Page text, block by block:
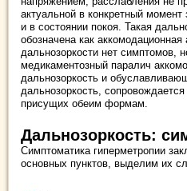
актуальной в конкретный момент
и в состоянии покоя. Такая
обозначена как
дальнозоркости нет симптомов,
медикаментозный паралич
дальнозоркость и
дальнозоркость,
присущих обеим формам.
Дальнозоркость:
Симптоматика гиперметропии
основных пунктов, выделим их